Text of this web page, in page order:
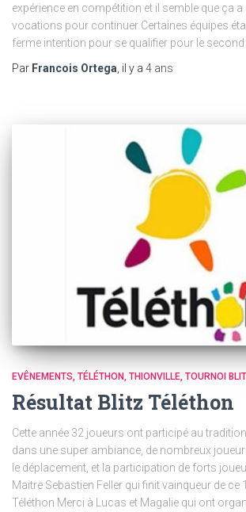
expérience en compétition et il semble que ça a
vocations pour continuer Certaines équipes
ferme intention pour se qualifier pour le second
Par Francois Ortega , il y a 4 ans
EVÊNEMENTS TÉLÉTHON THIONVILLE TOURNOI
Résultat Blitz Téléthon
Cette année 32 joueurs ont participé au
dans une super ambiance, de nombreux
le déplacement, et la participation de forts
Maitre Sebastien Feller qui finit vainqueur de ce
Téléthon Merci à Lucas et Magalie qui ont